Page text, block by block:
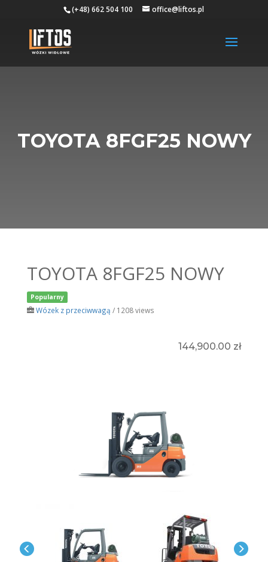
(+48) 662 504 100 office@liftos.pl
TOYOTA 8FGF25 NOWY
TOYOTA 8FGF25 NOWY
Popularny
Wózek z przeciwwagą / 1208 views
144,900.00 zł